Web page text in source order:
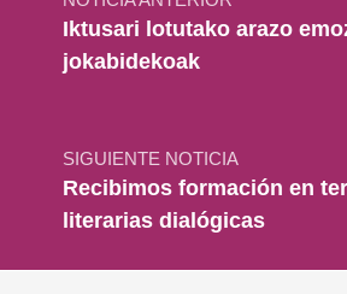
Iktusari lotutako arazo
jokabidekoak
SIGUIENTE NOTICIA
Recibimos formación en
literarias dialógicas